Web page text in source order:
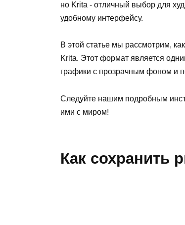
но Krita - отличный выбор для
удобному интерфейсу.
В этой статье мы рассмотрим,
Krita. Этот формат является
графики с прозрачным фоном и
Следуйте нашим подробным
ими с миром!
Как сохранить